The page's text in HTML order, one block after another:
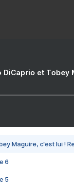
DiCaprio et
Maguire, c'est lui !
6
5